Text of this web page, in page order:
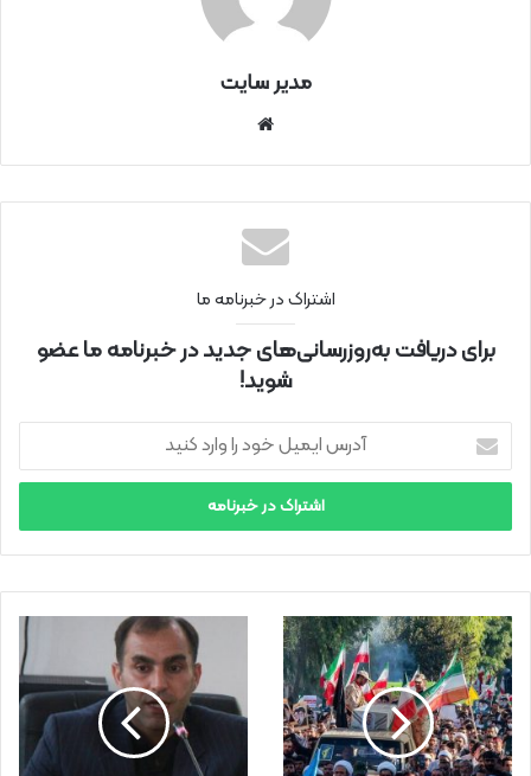
مدیر سایت
نتی
اشتراک در خبرنامه ما
برای دریافت به‌روزرسانی‌های جدید در خبرنامه ما عضو
شوید!
ر
ا
ی
ل
خ
و
د
ر
ا